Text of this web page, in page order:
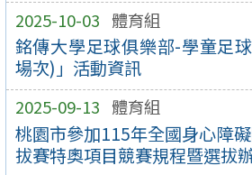
2025-10-03 體育組
銘傳大學足球俱樂部-學童足
場次)」活動資訊
2025-09-13 體育組
桃園市參加115年全國身心障
拔賽特奧項目競賽規程暨選拔